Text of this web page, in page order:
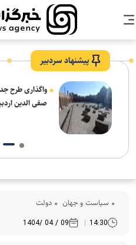
پیشنهاد سردبیر
واگذاری طرح
صفی الدین
سیاست و جهان دولت
14:30
09 / 04 /1404